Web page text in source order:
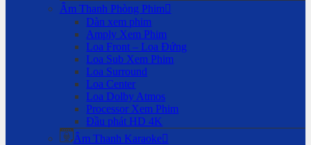
Âm Thanh Phòng Phim
Dàn xem phim
Amply Xem Phim
Loa Front – Loa Đứng
Loa Sub Xem Phim
Loa Surround
Loa Center
Loa Dolby Atmos
Processor Xem Phim
Đầu phát HD 4K
Âm Thanh Karaoke